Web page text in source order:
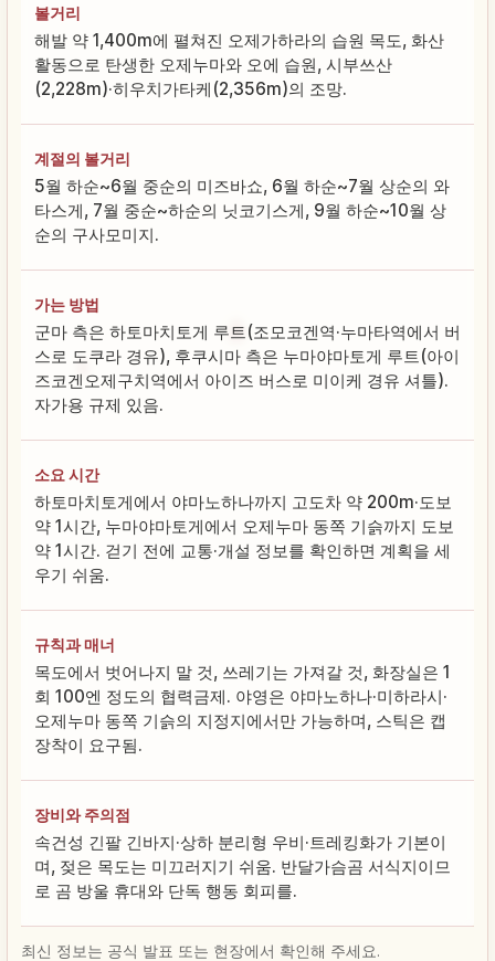
볼거리
해발 약 1,400m에 펼쳐진 오제가하라의 습원 목도, 화산
활동으로 탄생한 오제누마와 오에 습원, 시부쓰산
(2,228m)·히우치가타케(2,356m)의 조망.
계절의 볼거리
5월 하순~6월 중순의 미즈바쇼, 6월 하순~7월 상순의 와
타스게, 7월 중순~하순의 닛코기스게, 9월 하순~10월 상
순의 구사모미지.
가는 방법
군마 측은 하토마치토게 루트(조모코겐역·누마타역에서 버
스로 도쿠라 경유), 후쿠시마 측은 누마야마토게 루트(아이
즈코겐오제구치역에서 아이즈 버스로 미이케 경유 셔틀).
자가용 규제 있음.
소요 시간
하토마치토게에서 야마노하나까지 고도차 약 200m·도보
약 1시간, 누마야마토게에서 오제누마 동쪽 기슭까지 도보
약 1시간. 걷기 전에 교통·개설 정보를 확인하면 계획을 세
우기 쉬움.
규칙과 매너
목도에서 벗어나지 말 것, 쓰레기는 가져갈 것, 화장실은 1
회 100엔 정도의 협력금제. 야영은 야마노하나·미하라시·
오제누마 동쪽 기슭의 지정지에서만 가능하며, 스틱은 캡
장착이 요구됨.
장비와 주의점
속건성 긴팔 긴바지·상하 분리형 우비·트레킹화가 기본이
며, 젖은 목도는 미끄러지기 쉬움. 반달가슴곰 서식지이므
로 곰 방울 휴대와 단독 행동 회피를.
최신 정보는 공식 발표 또는 현장에서 확인해 주세요.